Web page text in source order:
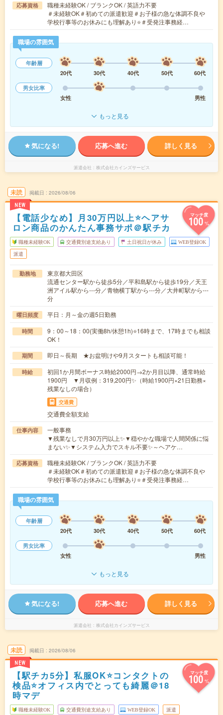
応募資格
職種未経験OK / ブランクOK / 英語力不要
＃未経験OK＃初めての派遣歓迎＃お子様の急な体調不良や
学校行事等のお休みにも理解あり⭐＃受発注事務経…
職場の雰囲気
年齢層
20代
30代 40代 50代
60代
男女比率
女性
男性
もっと見る
気になる! 応募へ進む 詳しく見る
派遣会社 株式会社カインズサービス
未読
NEW
掲載日 2026/08/06
マッチ度
100%
【電話少なめ】月30万円以上⭐ヘアサ
ロン商品のかんたん事務サポ＠駅チカ
職種未経験OK 交通費別途支給あり 土日祝日が休み WEB登録OK
派遣
勤務地
東京都大田区
流通センター駅から徒歩5分／平和島駅から徒歩19分／天王
洲アイル駅から---分／青物横丁駅から---分／大井町駅から---
分
曜日頻度 平日：月～金の週5日勤務
時間
9：00～18：00(実働8h/休憩1h)⭐16時まで、17時までも相談
OK！
期間 即日～長期 ★お盆明けや9月スタートも相談可能！
時給
初回1か月間ボーナス時給2000円→2か月目以降、通常時給
1900円 ▼月収例：319,200円✨（時給1900円×21日勤務×
残業なしの場合）
交通費
交通費全額支給
仕事内容
一般事務
▼残業なしで月30万円以上✨▼穏やかな職場で人間関係に悩
まない✨▼システム入力でスキル不要✨～ヘアケ…
応募資格
職種未経験OK / ブランクOK / 英語力不要
＃未経験OK＃初めての派遣歓迎＃お子様の急な体調不良や
学校行事等のお休みにも理解あり⭐＃受発注事務経…
職場の雰囲気
年齢層
20代
30代 40代 50代
60代
男女比率
女性
男性
もっと見る
気になる! 応募へ進む 詳しく見る
派遣会社 株式会社カインズサービス
未読
NEW
掲載日 2026/08/06
マッチ度
100%
【駅チカ5分】私服OK⭐コンタクトの
検品⭐オフィス内でとっても綺麗＠18
時マデ
職種未経験OK 交通費別途支給あり WEB登録OK 派遣